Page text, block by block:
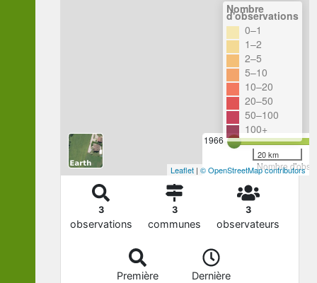
1966
Nombre
Nombre
d'observations
0–1
1–2
2–5
5–10
10–20
20–50
50–100
100+
20 km
Leaflet | © OpenStreetMap contributors
3
observations
3
communes
3
observateurs
Première
Dernière